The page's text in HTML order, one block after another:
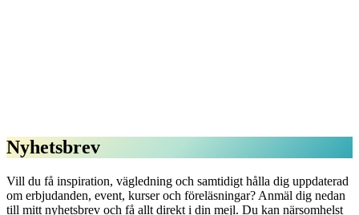
Nyhetsbrev
Vill du få inspiration, vägledning och samtidigt hålla dig uppdaterad
om erbjudanden, event, kurser och föreläsningar? Anmäl dig nedan
till mitt nyhetsbrev och få allt direkt i din mejl. Du kan närsomhelst